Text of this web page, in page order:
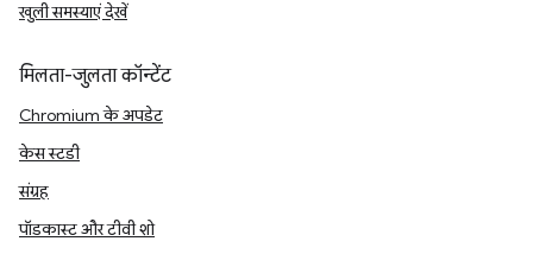
खुली समस्याएं देखें
मिलता-जुलता कॉन्टेंट
Chromium के अपडेट
केस स्टडी
संग्रह
पॉडकास्ट और टीवी शो